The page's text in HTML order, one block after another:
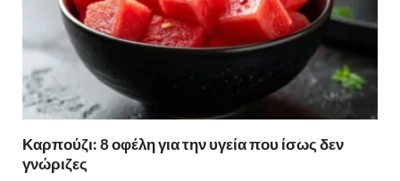
Καρπούζι: 8 οφέλη για την υγεία που ίσως δεν
γνώριζες